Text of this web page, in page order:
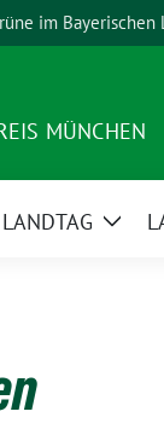
im Bayerischen
MÜNCHEN
Zeige